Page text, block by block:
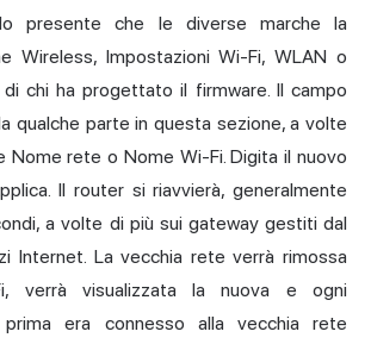
presente che le diverse marche la
Wireless, Impostazioni Wi-Fi, WLAN o
chi ha progettato il firmware. Il campo
qualche parte in questa sezione, a volte
rete o Nome Wi-Fi. Digita il nuovo
Il router si riavvierà, generalmente
a volte di più sui gateway gestiti dal
Internet. La vecchia rete verrà rimossa
verrà visualizzata la nuova e ogni
era connesso alla vecchia rete